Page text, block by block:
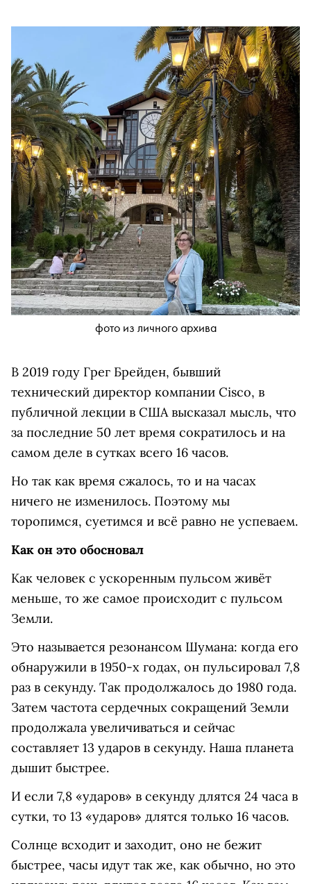
фото из личного архива
В 2019 году Грег Брейден, бывший
технический директор компании Cisco, в
публичной лекции в США высказал мысль, что
за последние 50 лет время сократилось и на
самом деле в сутках всего 16 часов.
Но так как время сжалось, то и на часах
ничего не изменилось. Поэтому мы
торопимся, суетимся и всё равно не успеваем.
Как он это обосновал
Как человек с ускоренным пульсом живёт
меньше, то же самое происходит с пульсом
Земли.
Это называется резонансом Шумана: когда его
обнаружили в 1950-х годах, он пульсировал 7,8
раз в секунду. Так продолжалось до 1980 года.
Затем частота сердечных сокращений Земли
продолжала увеличиваться и сейчас
составляет 13 ударов в секунду. Наша планета
дышит быстрее.
И если 7,8 «ударов» в секунду длятся 24 часа в
сутки, то 13 «ударов» длятся только 16 часов.
Солнце всходит и заходит, оно не бежит
быстрее, часы идут так же, как обычно, но это